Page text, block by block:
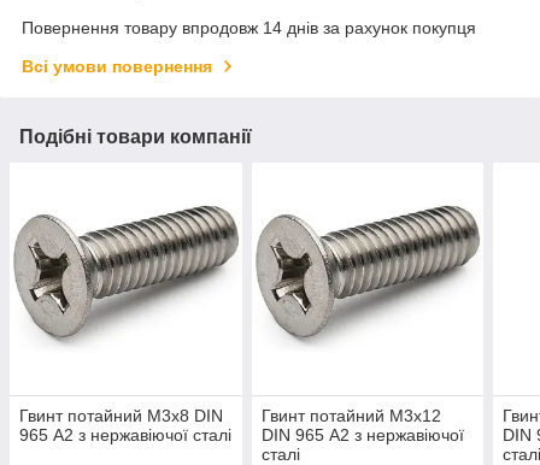
Повернення товару впродовж 14 днів за рахунок покупця
Всі умови повернення
Подібні товари компанії
Гвинт потайний М3х8 DIN
965 А2 з нержавіючої сталі
Гвинт потайний М3х12
DIN 965 А2 з нержавіючої
сталі
DIN